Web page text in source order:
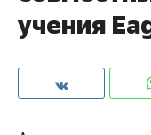
учения